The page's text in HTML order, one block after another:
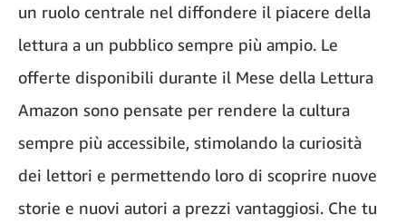
un ruolo centrale nel diffondere il piacere della
lettura a un pubblico sempre più ampio. Le
offerte disponibili durante il Mese della Lettura
Amazon sono pensate per rendere la cultura
sempre più accessibile, stimolando la curiosità
dei lettori e permettendo loro di scoprire nuove
storie e nuovi autori a prezzi vantaggiosi. Che tu